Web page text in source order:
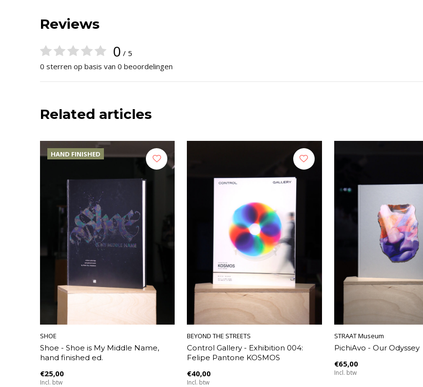
Reviews
0 / 5
0 sterren op basis van 0 beoordelingen
Related articles
HAND FINISHED
SHOE
Shoe - Shoe is My Middle Name,
hand finished ed.
€25,00
Incl. btw
BEYOND THE STREETS
Control Gallery - Exhibition 004:
Felipe Pantone KOSMOS
€40,00
Incl. btw
STRAAT Museum
PichiAvo - Our Odyssey
€65,00
Incl. btw